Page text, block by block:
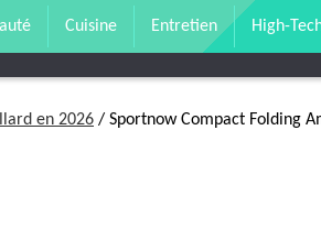
Cuisine Entretien High-
en 2026 / Sportnow Compact Folding